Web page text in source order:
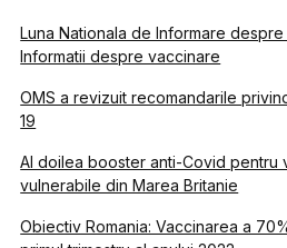
Luna Nationala de Informare despre
Informatii despre vaccinare
OMS a revizuit recomandarile
19
Al doilea booster anti-Covid pentru
vulnerabile din Marea Britanie
Obiectiv Romania: Vaccinarea a